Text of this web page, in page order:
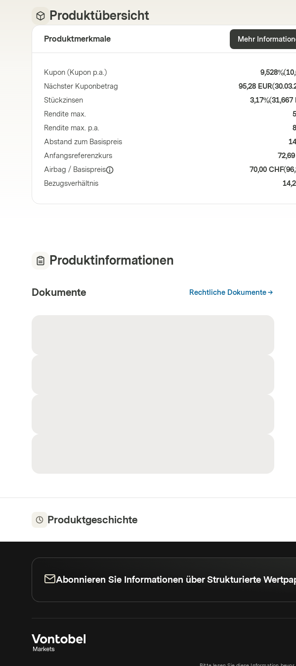
Produktübersicht
Produktmerkmale Mehr
Kupon (Kupon p.a.) 9,528%(
Nächster Kuponbetrag
95,28 EUR(
Stückzinsen
3,17%(31,667
Rendite max.
Rendite max. p.a.
Abstand zum Basispreis
Anfangsreferenzkurs
Airbag / Basispreis
70,00 CHF(
Bezugsverhältnis
Produktinformationen
Dokumente Rechtliche Dokumente
Produktgeschichte
Abonnieren Sie Informationen über Strukturierte